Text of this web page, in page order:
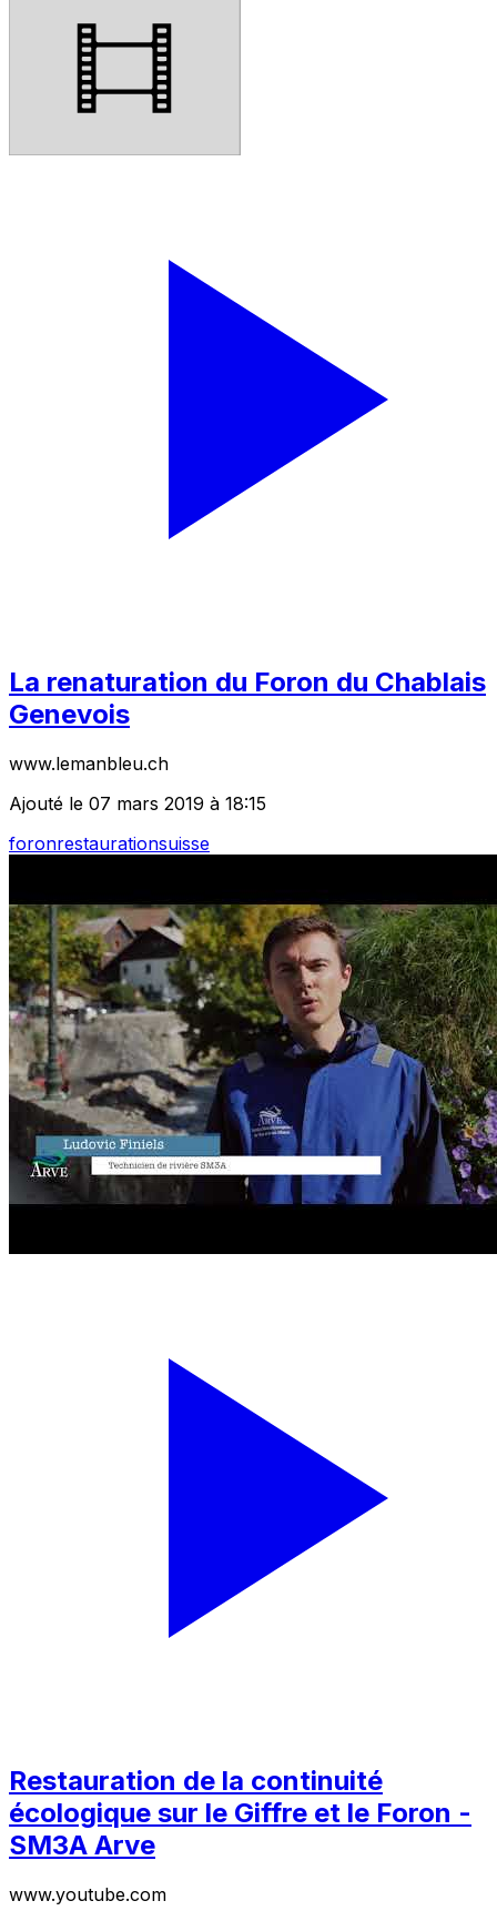
La renaturation du Foron du Chablais
Genevois
www.lemanbleu.ch
Ajouté le 07 mars 2019 à 18:15
foronrestaurationsuisse
Restauration de la continuité
écologique sur le Giffre et le Foron -
SM3A Arve
www.youtube.com